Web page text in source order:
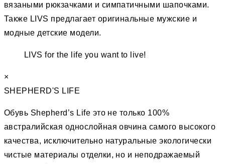
вязаными рюкзачками и симпатичными шапочками.
Также LIVS предлагает оригинальные мужские и
модные детские модели.
LIVS for the life you want to live!
×
SHEPHERD'S LIFE
Обувь Shepherd’s Life это не только 100%
австралийская однослойная овчина самого высокого
качества, исключительно натуральные экологически
чистые материалы отделки, но и неподражаемый